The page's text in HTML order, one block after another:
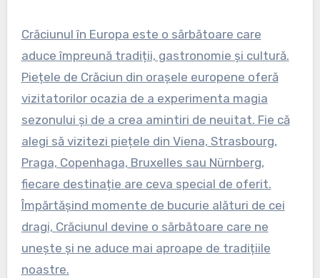
Crăciunul în Europa este o sărbătoare care
aduce împreună tradiții, gastronomie și cultură.
Piețele de Crăciun din orașele europene oferă
vizitatorilor ocazia de a experimenta magia
sezonului și de a crea amintiri de neuitat. Fie că
alegi să vizitezi piețele din Viena, Strasbourg,
Praga, Copenhaga, Bruxelles sau Nürnberg,
fiecare destinație are ceva special de oferit.
Împărtășind momente de bucurie alături de cei
dragi, Crăciunul devine o sărbătoare care ne
unește și ne aduce mai aproape de tradițiile
noastre.